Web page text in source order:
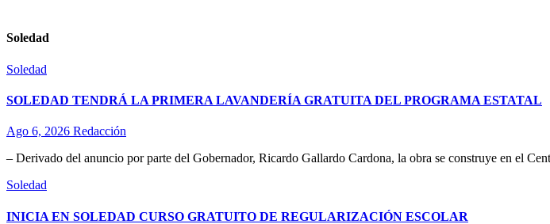
Soledad
Soledad
SOLEDAD TENDRÁ LA PRIMERA LAVANDERÍA GRATUITA DEL PROGRAMA ESTATAL
Ago 6, 2026 Redacción
– Derivado del anuncio por parte del Gobernador, Ricardo Gallardo Cardona, la obra se construye en el
Soledad
INICIA EN SOLEDAD CURSO GRATUITO DE REGULARIZACIÓN ESCOLAR